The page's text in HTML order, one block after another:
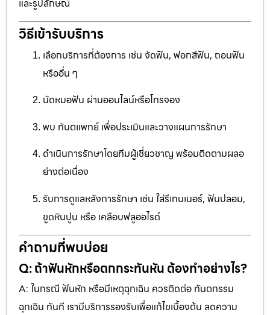
และรูปลักษณ์
วิธีเข้ารับบริการ
เลือกบริการที่ต้องการ เช่น จัดฟัน, ฟอกสีฟัน, ถอนฟัน
หรืออื่น ๆ
นัดหมอฟัน ผ่านออนไลน์หรือโทรจอง
พบ ทันตแพทย์ เพื่อประเมินและวางแผนการรักษา
ดำเนินการรักษาโดยทีมผู้เชี่ยวชาญ พร้อมติดตามผลอ
ย่างต่อเนื่อง
รับการดูแลหลังการรักษา เช่น ใส่รีเทนเนอร์, ฟันปลอม,
ขูดหินปูน หรือ เคลือบฟลูออไรด์
คำถามที่พบบ่อย
Q: ถ้าฟันหักหรือตกกระทันหัน ต้องทำอย่างไร?
A: ในกรณี ฟันหัก หรือมีเหตุฉุกเฉิน ควรติดต่อ ทันตกรรม
ฉุกเฉิน ทันที เรามีบริการรองรับเพื่อแก้ไขเบื้องต้น ลดความ